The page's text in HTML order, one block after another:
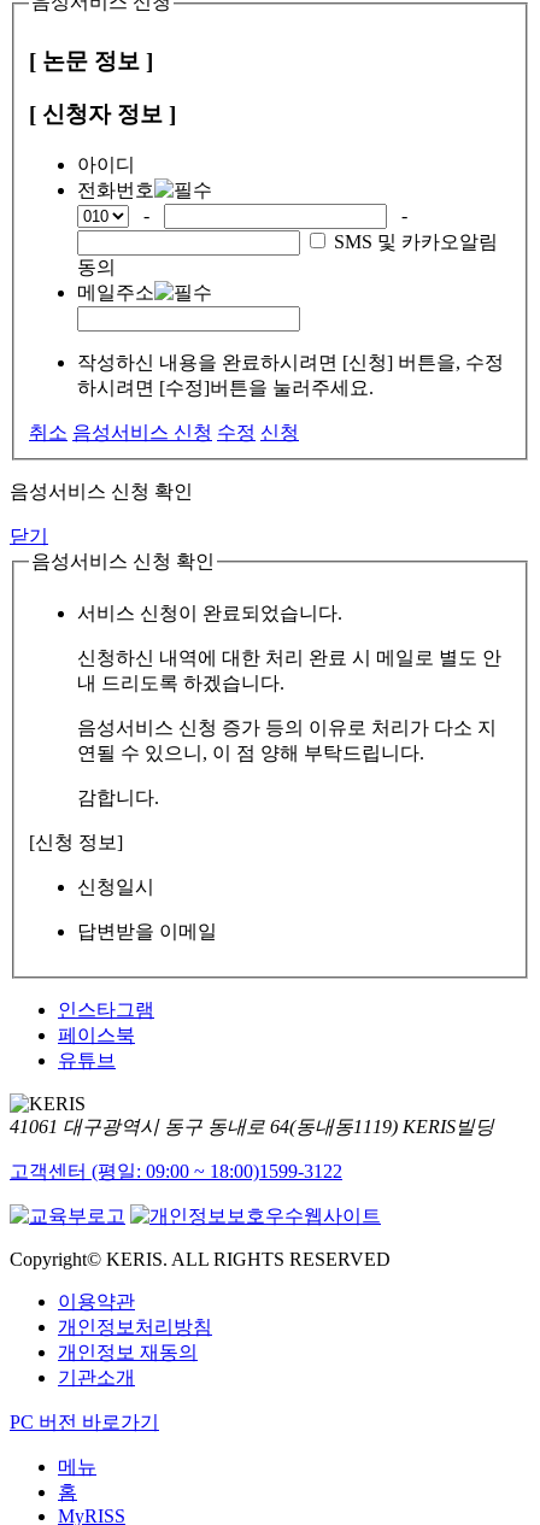
[ 논문 정보 ]
[ 신청자 정보 ]
아이디
전화번호
-
-
SMS 및 카카오알림
동의
메일주소
작성하신 내용을 완료하시려면 [신청] 버튼을, 수정
하시려면 [수정]버튼을 눌러주세요.
취소 음성서비스 신청 수정 신청
음성서비스 신청 확인
닫기
음성서비스 신청 확인
서비스 신청이 완료되었습니다.
신청하신 내역에 대한 처리 완료 시 메일로 별도 안
내 드리도록 하겠습니다.
음성서비스 신청 증가 등의 이유로 처리가 다소 지
연될 수 있으니, 이 점 양해 부탁드립니다.
감합니다.
[신청 정보]
신청일시
답변받을 이메일
인스타그램
페이스북
유튜브
41061 대구광역시 동구 동내로 64(동내동1119) KERIS빌딩
고객센터 (평일: 09:00 ~ 18:00)1599-3122
Copyright© KERIS. ALL RIGHTS RESERVED
이용약관
개인정보처리방침
개인정보 재동의
기관소개
PC 버전 바로가기
메뉴
홈
MyRISS